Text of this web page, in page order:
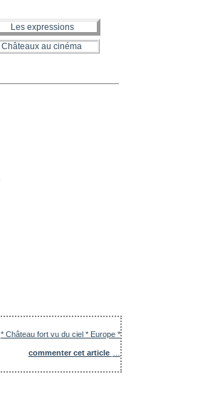
Les expressions
Châteaux au cinéma
* Château fort vu du ciel * Europe *
commenter cet article